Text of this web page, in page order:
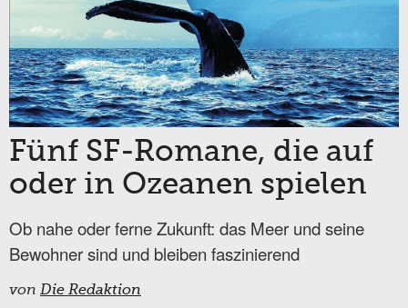
Fünf SF-Romane, die auf
oder in Ozeanen spielen
Ob nahe oder ferne Zukunft: das Meer und seine
Bewohner sind und bleiben faszinierend
von Die Redaktion